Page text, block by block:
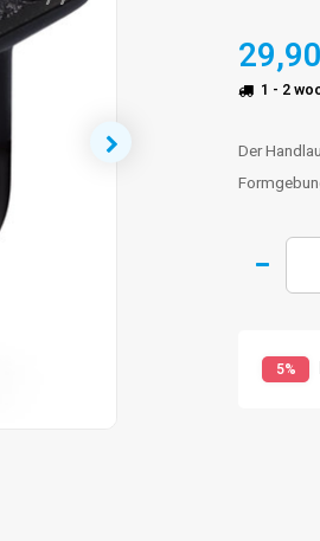
1 - 2
Der
5%